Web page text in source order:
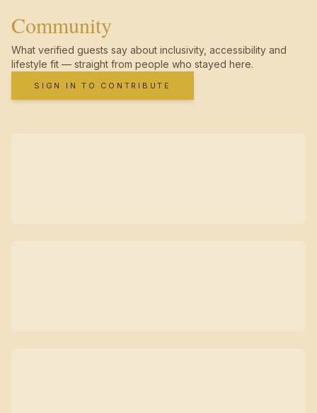
Community
What verified guests say about inclusivity, accessibility and
lifestyle fit — straight from people who stayed here.
SIGN IN TO CONTRIBUTE